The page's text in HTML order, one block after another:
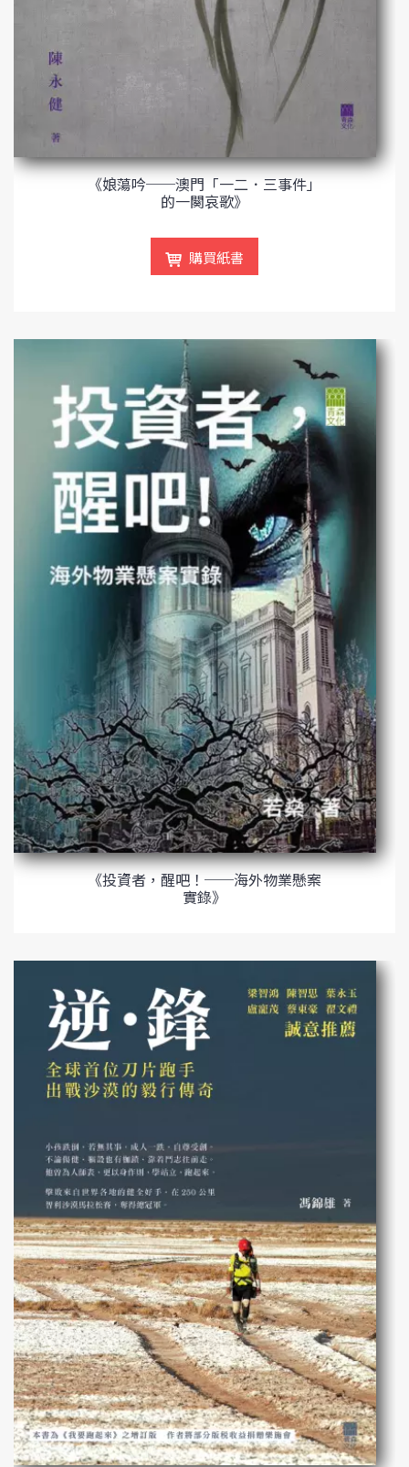
《娘蕩吟──澳門「一二．三事件」
的一闋哀歌》
購買紙書
《投資者，醒吧！──海外物業懸案
實錄》